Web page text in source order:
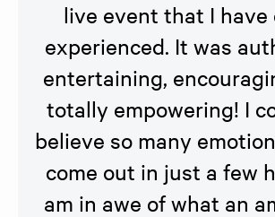
live event that I have
experienced. It was
entertaining,
totally empowering! I
believe so many
come out in just a few
am in awe of what an